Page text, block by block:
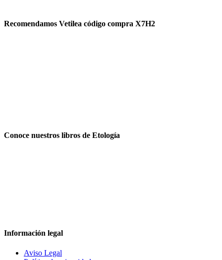
Recomendamos Vetilea código compra X7H2
Conoce nuestros libros de Etología
Información legal
Aviso Legal